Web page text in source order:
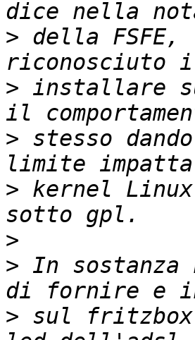
> della
> installare
> stesso
> kernel
>
> In sostanza
> sul fritzbox